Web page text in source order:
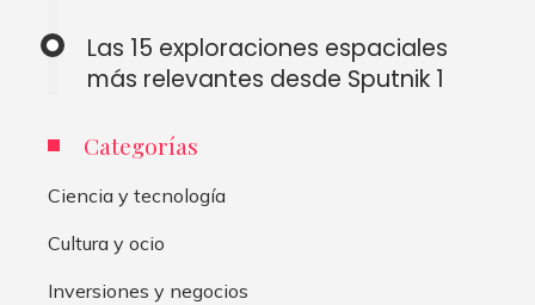
Las 15 exploraciones espaciales
más relevantes desde Sputnik 1
Categorías
Ciencia y tecnología
Cultura y ocio
Inversiones y negocios